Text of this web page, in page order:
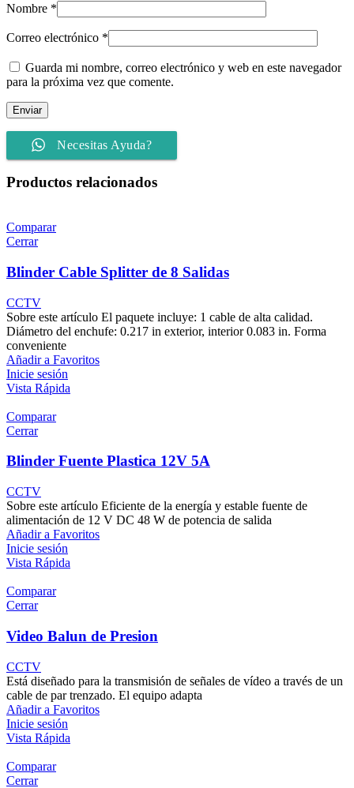
Nombre *
Correo electrónico *
Guarda mi nombre, correo electrónico y web en este navegador
para la próxima vez que comente.
Necesitas Ayuda?
Productos relacionados
Comparar
Cerrar
Blinder Cable Splitter de 8 Salidas
CCTV
Sobre este artículo El paquete incluye: 1 cable de alta calidad.
Diámetro del enchufe: 0.217 in exterior, interior 0.083 in. Forma
conveniente
Añadir a Favoritos
Inicie sesión
Vista Rápida
Comparar
Cerrar
Blinder Fuente Plastica 12V 5A
CCTV
Sobre este artículo Eficiente de la energía y estable fuente de
alimentación de 12 V DC 48 W de potencia de salida
Añadir a Favoritos
Inicie sesión
Vista Rápida
Comparar
Cerrar
Video Balun de Presion
CCTV
Está diseñado para la transmisión de señales de vídeo a través de un
cable de par trenzado. El equipo adapta
Añadir a Favoritos
Inicie sesión
Vista Rápida
Comparar
Cerrar